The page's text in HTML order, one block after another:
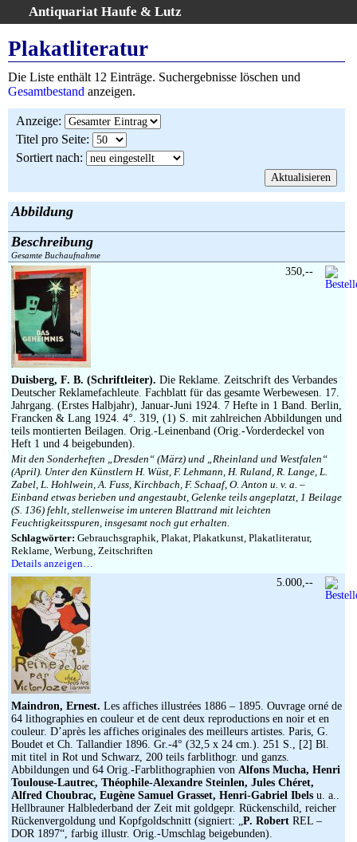
Antiquariat Haufe & Lutz
Home
Gesamtbestand
Kategorien
Schlagwörter
Suchergebnisse
AGB
Widerruf
Über uns
Aktuelle Kataloge
Kontakt
Ankauf
Links
Impressum
Plakatliteratur
Die Liste enthält 12 Einträge. Suchergebnisse löschen und
Gesamtbestand anzeigen.
Anzeige:
Titel pro Seite:
Sortiert nach:
Abbildung
Beschreibung
Gesamte Buchaufnahme
Duisberg, F. B. (Schriftleiter). Die Reklame. Zeitschrift des Verbandes
Deutscher Reklamefachleute. Fachblatt für das gesamte Werbewesen. 17.
Jahrgang. (Erstes Halbjahr), Januar-Juni 1924. 7 Hefte in 1 Band. Berlin,
Francken & Lang 1924. 4°. 319, (1) S. mit zahlreichen Abbildungen und
teils montierten Beilagen. Orig.-Leinenband (Orig.-Vorderdeckel von
Heft 1 und 4 beigebunden).
Mit den Sonderheften „Dresden“ (März) und „Rheinland und Westfalen“
(April). Unter den Künstlern H. Wüst, F. Lehmann, H. Ruland, R. Lange, L.
Zabel, L. Hohlwein, A. Fuss, Kirchbach, F. Schaaf, O. Anton u. v. a. –
Einband etwas berieben und angestaubt, Gelenke teils angeplatzt, 1 Beilage
(S. 136) fehlt, stellenweise im unteren Blattrand mit leichten
Feuchtigkeitsspuren, insgesamt noch gut erhalten.
Schlagwörter: Gebrauchsgraphik, Plakat, Plakatkunst, Plakatliteratur,
Reklame, Werbung, Zeitschriften
Details anzeigen…
350,--
Maindron, Ernest. Les affiches illustrées 1886 – 1895. Ouvrage orné de
64 lithographies en couleur et de cent deux reproductions en noir et en
couleur. D’après les affiches originales des meilleurs artistes. Paris, G.
Boudet et Ch. Tallandier 1896. Gr.-4° (32,5 x 24 cm.). 251 S., [2] Bl.
mit titel in Rot und Schwarz, 200 teils farblithogr. und ganzs.
Abbildungen und 64 Orig.-Farblithographien von Alfons Mucha, Henri
Toulouse-Lautrec, Théophile-Alexandre Steinlen, Jules Chéret,
Alfred Choubrac, Eugène Samuel Grasset, Henri-Gabriel Ibels u. a..
Hellbrauner Halblederband der Zeit mit goldgepr. Rückenschild, reicher
Rückenvergoldung und Kopfgoldschnitt (signiert: „P. Robert REL –
DOR 1897“, farbig illustr. Orig.-Umschlag beigebunden).
5.000,--